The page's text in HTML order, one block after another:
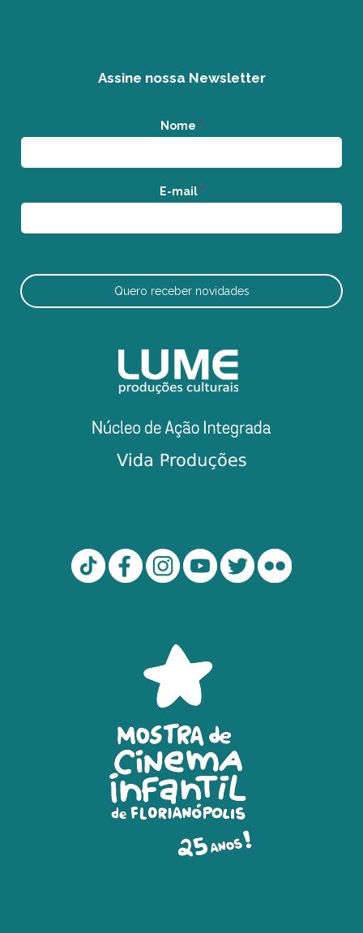
Assine nossa Newsletter
Nome *
E-mail *
Quero receber novidades